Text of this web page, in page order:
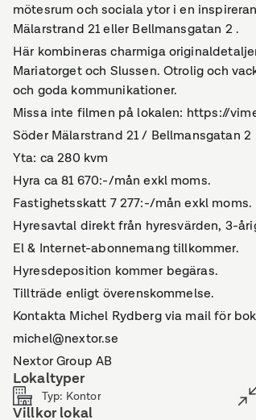
mötesrum och sociala ytor i en
Mälarstrand 21 eller Bellmansgatan 2 .
Här kombineras charmiga
Mariatorget och Slussen. Otrolig och
och goda kommunikationer.
Missa inte filmen på lokalen: https://
Söder Mälarstrand 21 / Bellmansgatan 2
Yta: ca 280 kvm
Hyra ca 81 670:-/mån exkl moms.
Fastighetsskatt 7 277:-/mån exkl moms.
Hyresavtal direkt från hyresvärden, 3-
El & Internet-abonnemang tillkommer.
Hyresdeposition kommer begäras.
Tillträde enligt överenskommelse.
Kontakta Michel Rydberg via mail för
michel@nextor.se
Nextor Group AB
Lokaltyper
Typ: Kontor
Villkor lokal